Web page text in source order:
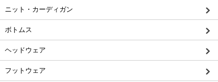
ニット・カーディガン
ボトムス
ヘッドウェア
フットウェア